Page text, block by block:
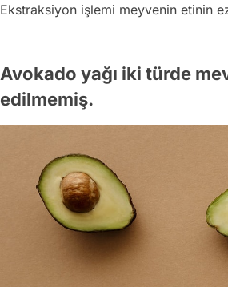
Ekstraksiyon işlemi meyvenin etinin
Avokado yağı iki türde
edilmemiş.